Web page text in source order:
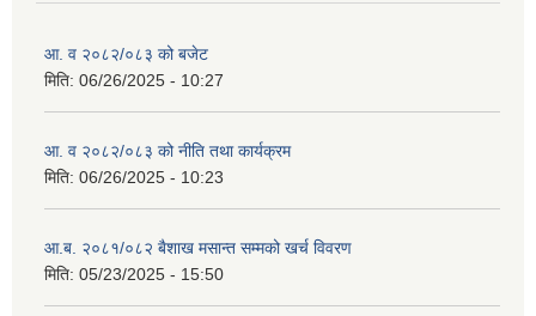
आ. व २०८२/०८३ को बजेट
मिति: 06/26/2025 - 10:27
आ. व २०८२/०८३ को नीति तथा कार्यक्रम
मिति: 06/26/2025 - 10:23
आ.ब. २०८१/०८२ बैशाख मसान्त सम्मको खर्च विवरण
मिति: 05/23/2025 - 15:50